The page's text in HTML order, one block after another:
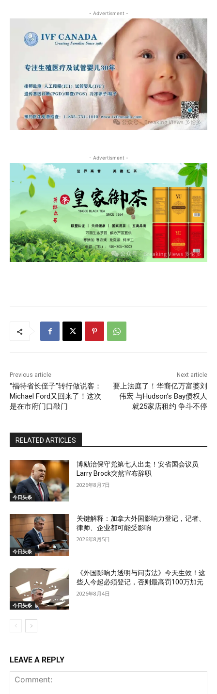
- Advertisment -
- Advertisment -
Previous article
“福特省长侄子”转行做说客：
Michael Ford又回来了！这次
是在市府门口敲门
Next article
要上法庭了！华裔亿万富婆刘
伟宏 与Hudson’s Bay债权人
就25家店租约 争斗不停
RELATED ARTICLES
今日头条
博励治保守党第七人出走！安省国会议员
Larry Brock突然宣布辞职
2026年8月7日
今日头条
关键解释：加拿大外国影响力登记，记者、
律师、企业都可能受影响
2026年8月5日
今日头条
《外国影响力透明与问责法》今天生效！这
些人今起必须登记，否则最高罚100万加元
2026年8月4日
LEAVE A REPLY